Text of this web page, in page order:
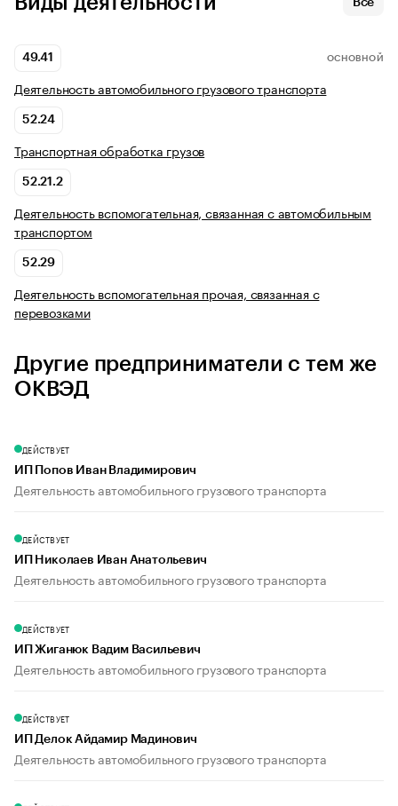
Все
49.41 ОСНОВНОЙ
Деятельность автомобильного грузового транспорта
52.24
Транспортная обработка грузов
52.21.2
Деятельность вспомогательная, связанная с автомобильным
транспортом
52.29
Деятельность вспомогательная прочая, связанная с
перевозками
Другие предприниматели с тем же
ОКВЭД
ДЕЙСТВУЕТ
ИП Попов Иван Владимирович
Деятельность автомобильного грузового транспорта
ДЕЙСТВУЕТ
ИП Николаев Иван Анатольевич
Деятельность автомобильного грузового транспорта
ДЕЙСТВУЕТ
ИП Жиганюк Вадим Васильевич
Деятельность автомобильного грузового транспорта
ДЕЙСТВУЕТ
ИП Делок Айдамир Мадинович
Деятельность автомобильного грузового транспорта